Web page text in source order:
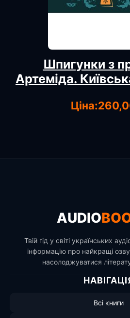
Шпигунки з
Артеміда.
Ціна:
AUDIO
Твій гід у світі українських
інформацію про найкращі
насолоджуватися
Всі книги